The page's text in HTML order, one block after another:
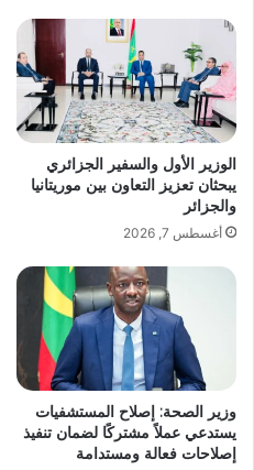
الوزير الأول والسفير الجزائري
يبحثان تعزيز التعاون بين موريتانيا
والجزائر
أغسطس 7, 2026
وزير الصحة: إصلاح المستشفيات
يستدعي عملاً مشتركًا لضمان تنفيذ
إصلاحات فعالة ومستدامة